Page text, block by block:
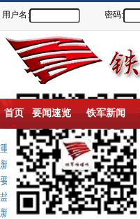
用户名: 密码:
首页 要闻速览 铁军新闻
重点推荐
新闻动态
要闻速览
盐城新四军纪念馆
新四军历史上的今天